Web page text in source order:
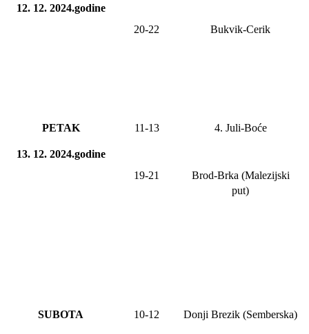
12. 12. 2024.godine
20-22 Bukvik-Cerik
PETAK
13. 12. 2024.godine
11-13 4. Juli-Boće
19-21
Brod-Brka (Malezijski
put)
SUBOTA 10-12 Donji Brezik (Semberska)